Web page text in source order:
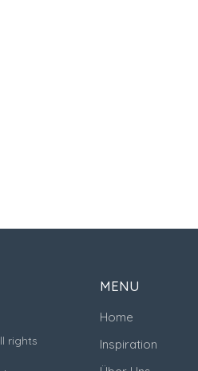
rights
MENU
Home
Inspiration